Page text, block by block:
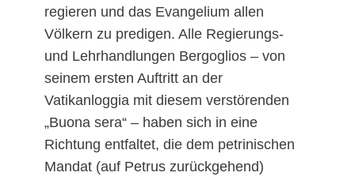
regieren und das Evangelium allen
Völkern zu predigen. Alle Regierungs-
und Lehrhandlungen Bergoglios – von
seinem ersten Auftritt an der
Vatikanloggia mit diesem verstörenden
„Buona sera“ – haben sich in eine
Richtung entfaltet, die dem petrinischen
Mandat (auf Petrus zurückgehend)